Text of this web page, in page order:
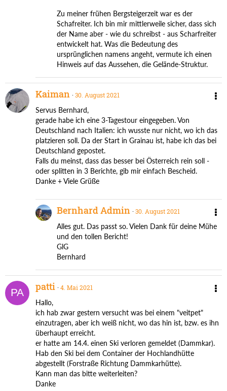
Zu meiner frühen Bergsteigerzeit war es der
Schafreiter. Ich bin mir mittlerweile sicher, dass sich
der Name aber - wie du schreibst - aus Scharfreiter
entwickelt hat. Was die Bedeutung des
ursprünglichen namens angeht, vermute ich einen
Hinweis auf das Aussehen, die Gelände-Struktur.
Kaiman 30. August 2021
Servus Bernhard,
gerade habe ich eine 3-Tagestour eingegeben. Von
Deutschland nach Italien: ich wusste nur nicht, wo ich das
platzieren soll. Da der Start in Grainau ist, habe ich das bei
Deutschland gepostet.
Falls du meinst, dass das besser bei Österreich rein soll -
oder splitten in 3 Berichte, gib mir einfach Bescheid.
Danke + Viele Grüße
Bernhard Admin 30. August 2021
Alles gut. Das passt so. Vielen Dank für deine Mühe
und den tollen Bericht!
GlG
Bernhard
patti 4. Mai 2021
Hallo,
ich hab zwar gestern versucht was bei einem "veitpet"
einzutragen, aber ich weiß nicht, wo das hin ist, bzw. es ihn
überhaupt erreicht.
er hatte am 14.4. einen Ski verloren gemeldet (Dammkar).
Hab den Ski bei dem Container der Hochlandhütte
abgestellt (Forstraße Richtung Dammkarhütte).
Kann man das bitte weiterleiten?
Danke